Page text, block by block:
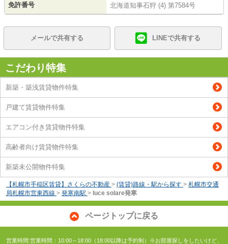
免許番号 北海道知事石狩 (4) 第7584号
メールで共有する LINEで共有する
こだわり特集
新築・築浅賃貸物件特集
戸建て賃貸物件特集
エアコン付き賃貸物件特集
高齢者向け賃貸物件特集
新築未公開物件特集
【札幌市手稲区賃貸】さくらの不動産 > (賃貸)路線・駅から探す > 札幌市交通
局札幌市営東西線 > 発寒南駅 > luce solare発寒
ページトップに戻る
営業時間:営業時間：10:00～18:00（18:00以降は予約制）※お部屋探しをしたいけど、